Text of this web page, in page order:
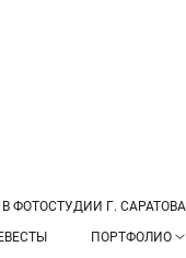
ФОТОСТУДИИ Г. САРАТОВА
ПОРТФОЛИО